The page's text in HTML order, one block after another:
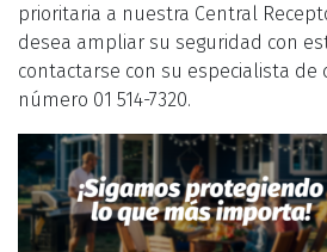
prioritaria a nuestra Central
desea ampliar su seguridad con
contactarse con su especialista
número 01 514-7320.